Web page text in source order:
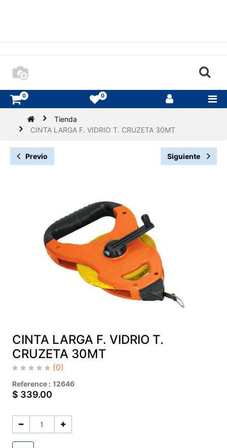
0 0
Tienda
CINTA LARGA F. VIDRIO T. CRUZETA 30MT
Previo Siguiente
CINTA LARGA F. VIDRIO T.
CRUZETA 30MT
(0)
Reference : 12646
$ 339.00